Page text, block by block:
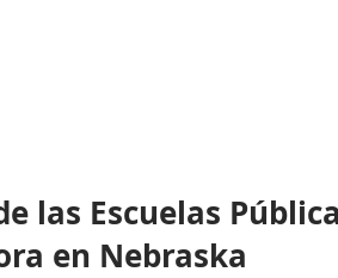
las Escuelas
en Nebraska